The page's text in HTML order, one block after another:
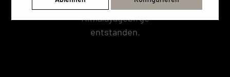
Dolimiten und das
Himalayagebirge
entstanden.